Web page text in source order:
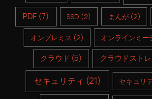
PDF(7) SSD (2) まんが(2)
オンプレミス (2) オンラインミー
クラウド (5) クラウドスト
セキュリティ (21) セキュリ